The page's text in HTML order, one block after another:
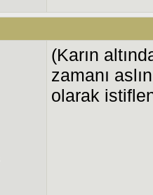
(Karın
zamanı
olarak